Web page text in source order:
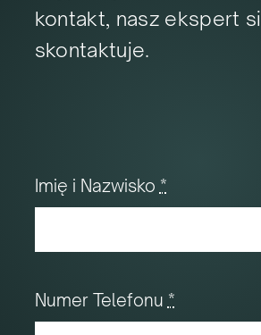
kontakt, nasz ekspert
skontaktuje.
Imię i Nazwisko *
Numer Telefonu *